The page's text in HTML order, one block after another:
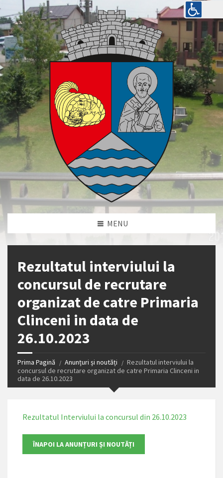
MENU
Rezultatul interviului la
concursul de recrutare
organizat de catre Primaria
Clinceni in data de
26.10.2023
Prima Pagină Anunțuri și noutăți
Rezultatul interviului la
concursul de recrutare organizat de catre Primaria Clinceni in
data de 26.10.2023
Rezultatul Interviului la concursul din 26.10.2023